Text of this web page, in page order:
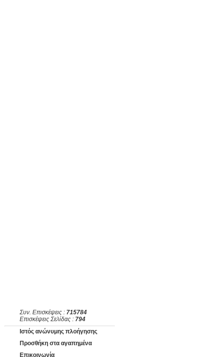
Συν. Επισκέψεις : 715784
Επισκέψεις Σελίδας : 794
Ιστός ανώνυμης πλοήγησης
Προσθήκη στα αγαπημένα
Επικοινωνία